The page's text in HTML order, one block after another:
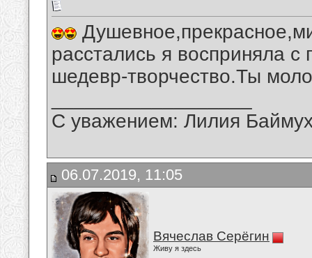
расстались я восприняла с
шедевр-творчество.Ты
С уважением: Лилия
06.07.2019, 11:05
Вячеслав Серёгин
Живу я здесь